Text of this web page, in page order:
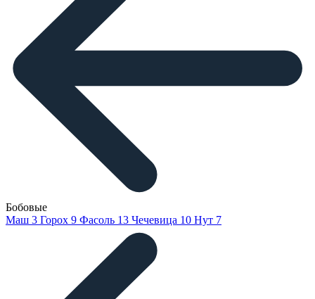
Бобовые
Маш 3 Горох 9 Фасоль 13 Чечевица 10 Нут 7